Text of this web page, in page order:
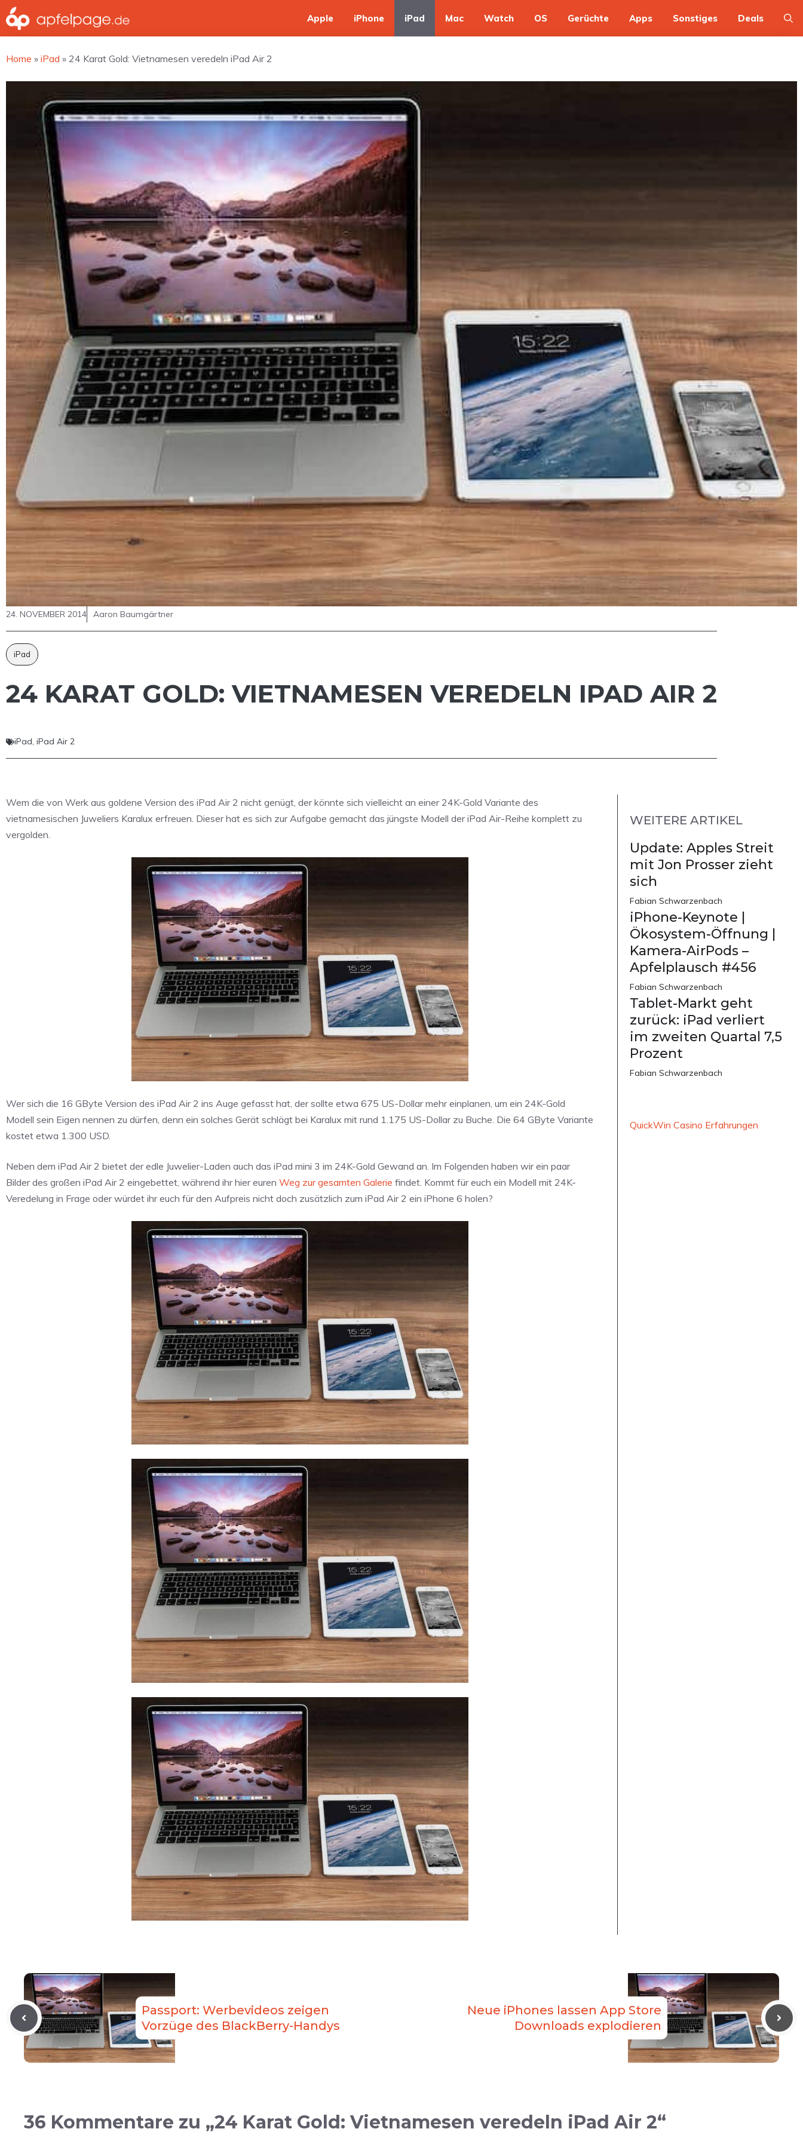
Zum
Inhalt
springen
Apple iPhone iPad Mac Watch OS Gerüchte Apps Sonstiges Deals
Home » iPad » 24 Karat Gold: Vietnamesen veredeln iPad Air 2
24. NOVEMBER 2014 Aaron Baumgärtner
iPad
24 KARAT GOLD: VIETNAMESEN VEREDELN IPAD AIR 2
iPad, iPad Air 2
Wem die von Werk aus goldene Version des iPad Air 2 nicht genügt, der könnte sich vielleicht an einer 24K-Gold Variante des
vietnamesischen Juweliers Karalux erfreuen. Dieser hat es sich zur Aufgabe gemacht das jüngste Modell der iPad Air-Reihe komplett zu
vergolden.
Wer sich die 16 GByte Version des iPad Air 2 ins Auge gefasst hat, der sollte etwa 675 US-Dollar mehr einplanen, um ein 24K-Gold
Modell sein Eigen nennen zu dürfen, denn ein solches Gerät schlägt bei Karalux mit rund 1.175 US-Dollar zu Buche. Die 64 GByte Variante
kostet etwa 1.300 USD.
Neben dem iPad Air 2 bietet der edle Juwelier-Laden auch das iPad mini 3 im 24K-Gold Gewand an. Im Folgenden haben wir ein paar
Bilder des großen iPad Air 2 eingebettet, während ihr hier euren Weg zur gesamten Galerie findet. Kommt für euch ein Modell mit 24K-
Veredelung in Frage oder würdet ihr euch für den Aufpreis nicht doch zusätzlich zum iPad Air 2 ein iPhone 6 holen?
WEITERE ARTIKEL
Update: Apples Streit
mit Jon Prosser zieht
sich
Fabian Schwarzenbach
iPhone-Keynote |
Ökosystem-Öffnung |
Kamera-AirPods –
Apfelplausch #456
Fabian Schwarzenbach
Tablet-Markt geht
zurück: iPad verliert
im zweiten Quartal 7,5
Prozent
Fabian Schwarzenbach
QuickWin Casino Erfahrungen
Passport: Werbevideos zeigen
Vorzüge des BlackBerry-Handys
Neue iPhones lassen App Store
Downloads explodieren
36 Kommentare zu „24 Karat Gold: Vietnamesen veredeln iPad Air 2“